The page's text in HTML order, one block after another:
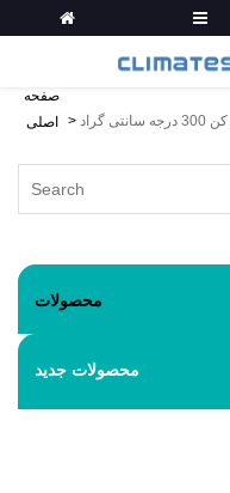
صفحه
اصلی
> گراد
محصولات
محصولات جدید